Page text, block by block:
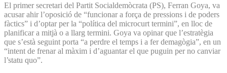
El primer secretari del Partit Socialdemòcrata (PS), Ferran Goya, va
acusar ahir l’oposició de “funcionar a força de pressions i de poders
fàctics” i d’optar per la “política del microcurt termini”, en lloc de
planificar a mitjà o a llarg termini. Goya va opinar que l’estratègia
que s’està seguint porta “a perdre el temps i a fer demagògia”, en un
“intent de frenar al màxim i d’aguantar el que puguin per no canviar
l’statu quo”.